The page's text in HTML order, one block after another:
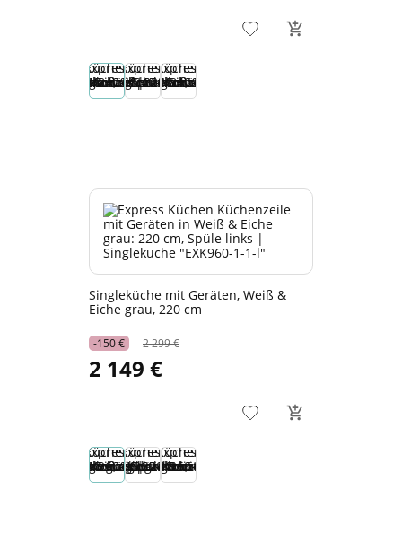
Singleküche mit Geräten, Weiß &
Eiche grau, 220 cm
-150 € 2 299 €
2 149 €